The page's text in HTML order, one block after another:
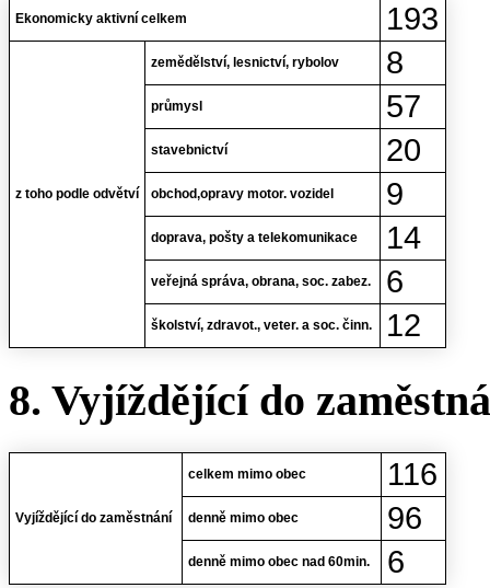
Ekonomicky aktivní celkem 193
z toho podle odvětví
zemědělství, lesnictví, rybolov 8
průmysl 57
stavebnictví 20
obchod,opravy motor. vozidel 9
doprava, pošty a telekomunikace 14
veřejná správa, obrana, soc. zabez. 6
školství, zdravot., veter. a soc. činn. 12
8. Vyjíždějící do
Vyjíždějící do zaměstnání
celkem mimo obec 116
denně mimo obec 96
denně mimo obec nad 60min. 6